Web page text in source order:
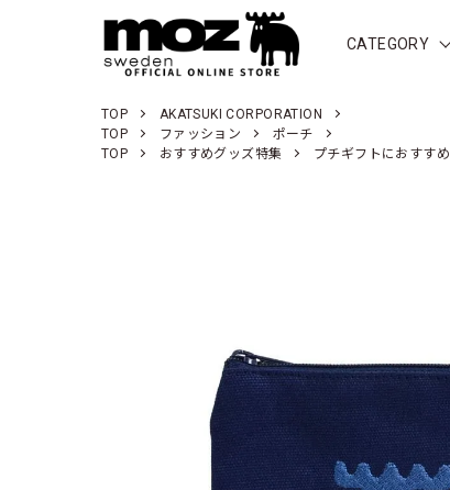
CATEGORY
TOP
AKATSUKI CORPORATION
TOP
ファッション
ポーチ
TOP
おすすめグッズ特集 プチギフトにおすすめ